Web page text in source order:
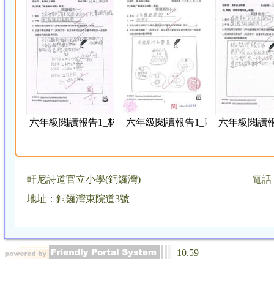
六年級閱讀報告1_林嘉晴六年級閱讀報告1_區淳恩六年級閱讀
軒尼詩道官立小學(銅鑼灣)
電話
地址：銅鑼灣東院道3號
10.59